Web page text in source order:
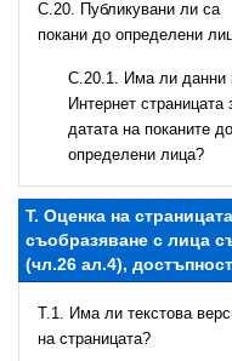
С.20. Публикувани ли са
покани до определени
С.20.1. Има ли данни
Интернет страницата
датата на поканите до
определени лица?
T. Оценка на
съобразяване с лица
(чл.26 ал.4),
T.1. Има ли текстова
на страницата?